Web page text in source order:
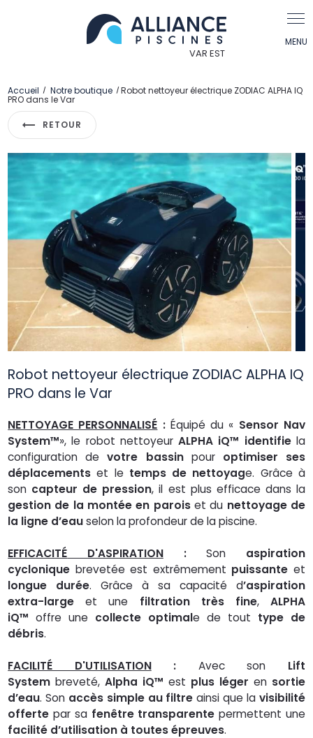
Accueil Notre boutique Robot nettoyeur électrique ZODIAC ALPHA IQ
PRO dans le Var
RETOUR
Robot nettoyeur électrique ZODIAC ALPHA IQ
PRO dans le Var
NETTOYAGE PERSONNALISÉ : Équipé du « Sensor Nav
System™», le robot nettoyeurALPHA iQ™ identifiela
configuration devotre bassinpour optimiser
ses
déplacements et le temps de nettoyage. Grâce à
son capteur de pression, il est plus efficace dans la
gestion de la montée en paroiset du nettoyage de
la ligne d’eauselon la profondeur de la piscine.
EFFICACITÉ D'ASPIRATION:Son aspiration
cyclonique brevetée est extrêmement puissante et
longue durée. Grâce à sa capacité d’aspiration
extra-large et une filtration très fine, ALPHA
iQ™ offre une collecte optimale de tout type de
débris.
FACILITÉ D'UTILISATION : Avec son Lift
System breveté,Alpha iQ™ est plus léger en sortie
d’eau. Son accès simple au filtre ainsi que lavisibilité
offerte par sa fenêtre transparente permettent une
facilité d’utilisation à toutes épreuves.